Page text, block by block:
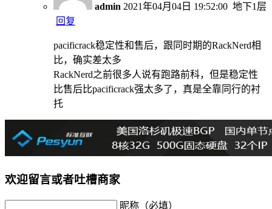
admin 2021年04月04日 19:52:00 地下1层
回复
pacificrack稳定性和售后，跟同时期的RackNerd相
比，确实差太多
RackNerd之前很多人说有跑路前科，但是稳定性
比售后比pacificrack强太多了，真是全靠同行的衬
托
欢迎留言或者吐槽商家
昵称（必填）